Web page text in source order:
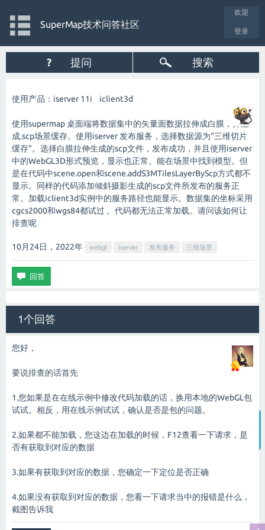
欢迎
登录
SuperMap技术问答社区
? 提问 搜索
使用产品：iserver 11i iclient3d
使用supermap 桌面端将数据集中的矢量面数据拉伸成白膜，并生
成.scp场景缓存。使用iserver 发布服务，选择数据源为“三维切片
缓存”。选择白膜拉伸生成的scp文件，发布成功，并且使用iserver
中的WebGL3D形式预览，显示也正常。能在场景中找到模型。但
是在代码中scene.open和scene.addS3MTilesLayerByScp方式都不
显示。同样的代码添加倾斜摄影生成的scp文件所发布的服务正
常。加载iclient3d实例中的服务路径也能显示。数据集的坐标采用
cgcs2000和wgs84都试过 。代码都无法正常加载。请问该如何让
排查呢
10月24日，2022年 webgl iserver 发布服务 三维场景
1个回答
您好，
要说排查的话首先
1.您如果是在在线示例中修改代码加载的话，换用本地的WebGL包
试试。相反，用在线示例试试，确认是否是包的问题。
2.如果都不能加载，您这边在加载的时候，F12查看一下请求，是
否有获取到对应的数据
3.如果有获取到对应的数据，您确定一下定位是否正确
4.如果没有获取到对应的数据，您看一下请求当中的报错是什么，
截图告诉我